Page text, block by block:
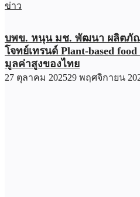
ข่าว
บพข. หนุน มช. พัฒนา ผลิตภั
โจทย์เทรนด์ Plant-based
มูลค่าสูงของไทย
27 ตุลาคม 202529 พฤศจิกายน